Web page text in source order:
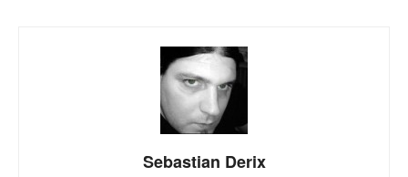
Sebastian Derix